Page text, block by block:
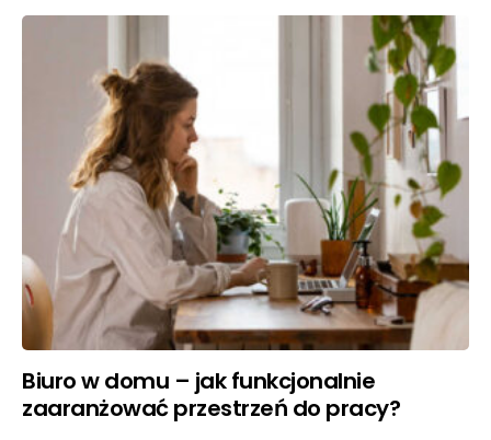
Biuro w domu – jak funkcjonalnie
zaaranżować przestrzeń do pracy?